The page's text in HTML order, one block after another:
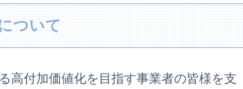
ついて
高付加価値化を目指す事業者の皆様を支